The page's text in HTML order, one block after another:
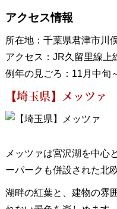
アクセス情報
所在地：千葉県君津市川
アクセス：JR久留里線上
例年の見ごろ：11月中旬
【埼玉県】メッツァ
メッツァは宮沢湖を中心
ーパークも併設された北
湖畔の紅葉と、建物の雰